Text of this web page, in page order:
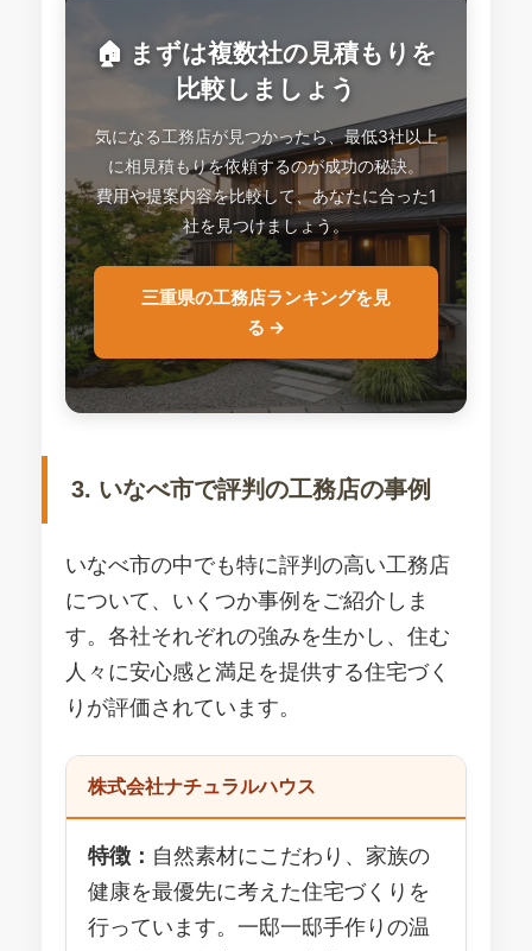
🏠 まずは複数社の見積もりを
比較しましょう
気になる工務店が見つかったら、最低3社以上
に相見積もりを依頼するのが成功の秘訣。
費用や提案内容を比較して、あなたに合った1
社を見つけましょう。
三重県の工務店ランキングを見
る →
3. いなべ市で評判の工務店の事例
いなべ市の中でも特に評判の高い工務店
について、いくつか事例をご紹介しま
す。各社それぞれの強みを生かし、住む
人々に安心感と満足を提供する住宅づく
りが評価されています。
株式会社ナチュラルハウス
特徴： 自然素材にこだわり、家族の
健康を最優先に考えた住宅づくりを
行っています。一邸一邸手作りの温